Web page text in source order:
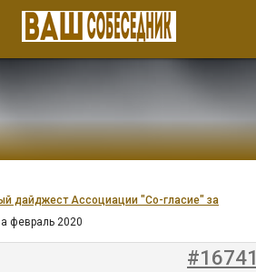
дайджест Ассоциации "Со-гласие" за
февраль 2020
#16741